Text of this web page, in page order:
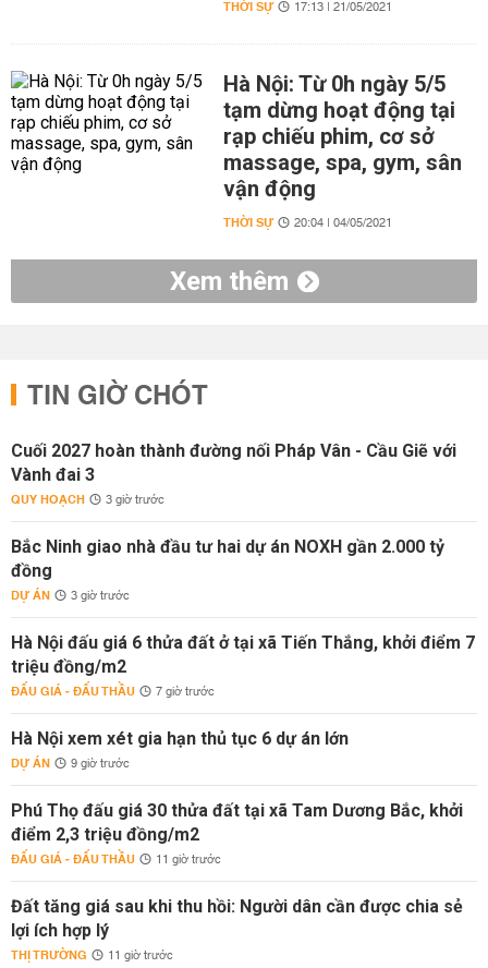
THỜI SỰ 17:13 | 21/05/2021
Hà Nội: Từ 0h ngày 5/5
tạm dừng hoạt động tại
rạp chiếu phim, cơ sở
massage, spa, gym, sân
vận động
THỜI SỰ 20:04 | 04/05/2021
Xem thêm
TIN GIỜ CHÓT
Cuối 2027 hoàn thành đường nối Pháp Vân - Cầu Giẽ với
Vành đai 3
QUY HOẠCH 3 giờ trước
Bắc Ninh giao nhà đầu tư hai dự án NOXH gần 2.000 tỷ
đồng
DỰ ÁN 3 giờ trước
Hà Nội đấu giá 6 thửa đất ở tại xã Tiến Thắng, khởi điểm 7
triệu đồng/m2
ĐẤU GIÁ - ĐẤU THẦU 7 giờ trước
Hà Nội xem xét gia hạn thủ tục 6 dự án lớn
DỰ ÁN 9 giờ trước
Phú Thọ đấu giá 30 thửa đất tại xã Tam Dương Bắc, khởi
điểm 2,3 triệu đồng/m2
ĐẤU GIÁ - ĐẤU THẦU 11 giờ trước
Đất tăng giá sau khi thu hồi: Người dân cần được chia sẻ
lợi ích hợp lý
THỊ TRƯỜNG 11 giờ trước